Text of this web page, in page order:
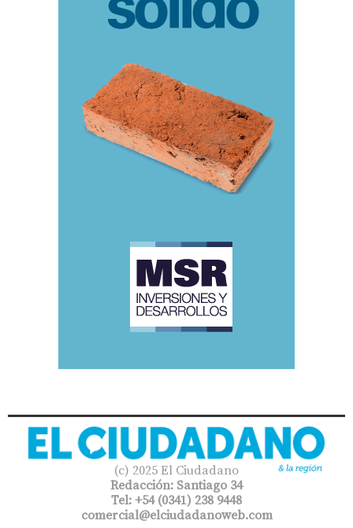
(c) 2025 El Ciudadano
Redacción: Santiago 34
Tel: +54 (0341) 238 9448
comercial@elciudadanoweb.com​